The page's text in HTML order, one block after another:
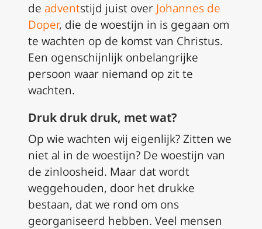
de adventstijd juist over Johannes de
Doper, die de woestijn in is gegaan om
te wachten op de komst van Christus.
Een ogenschijnlijk onbelangrijke
persoon waar niemand op zit te
wachten.
Druk druk druk, met wat?
Op wie wachten wij eigenlijk? Zitten we
niet al in de woestijn? De woestijn van
de zinloosheid. Maar dat wordt
weggehouden, door het drukke
bestaan, dat we rond om ons
georganiseerd hebben. Veel mensen